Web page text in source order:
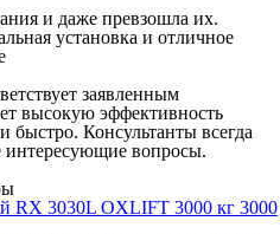
и даже превзошла их.
установка и отличное
заявленным
высокую эффективность
быстро. Консультанты всегда
интересующие вопросы.